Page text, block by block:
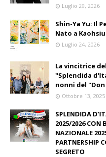
Luglio 29, 2026
Shin-Ya Yu: Il
Nato a
Luglio 24, 2026
La vincitrice
"Splendida
nonni del
Ottobre 13, 2025
SPLENDIDA
2025/2026 CON
NAZIONALE
PARTNERSHIP
SEGRETO